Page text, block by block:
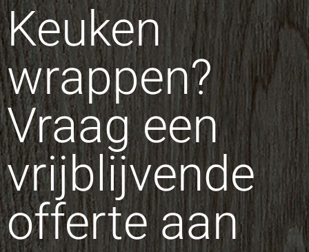
Keuken
wrappen?
Vraag een
vrijblijvende
offerte aan